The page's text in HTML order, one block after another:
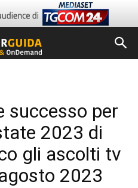
successo per
2023 di
gli ascolti tv
2023